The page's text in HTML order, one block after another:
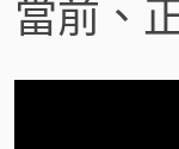
當前、